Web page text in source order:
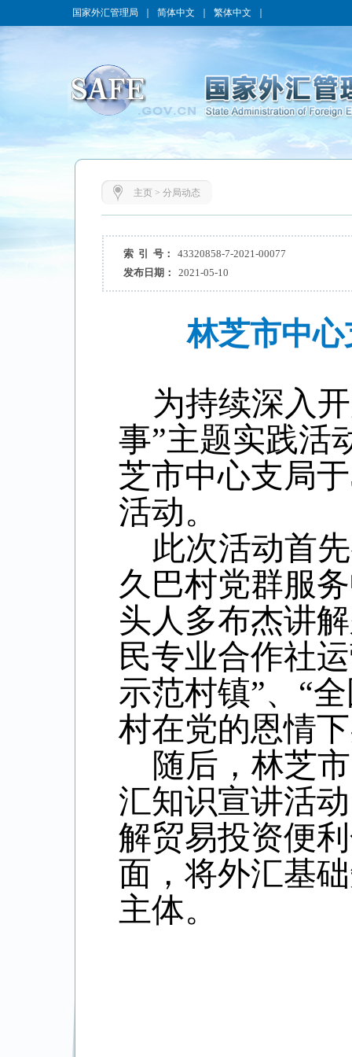
国家外汇管理局 简体中文 繁体中文
主页> 分局动态
索 引 号：
43320858-7-2021-00077
发布日期：
2021-05-10
林芝市中
为持续深入
事”主题实践活
芝市中心支局
活动。
此次活动首
久巴村党群服
头人多布杰讲
民专业合作社
示范村镇”、“
村在党的恩情
随后，林芝
汇知识宣讲活
解贸易投资便
面，将外汇基
主体。